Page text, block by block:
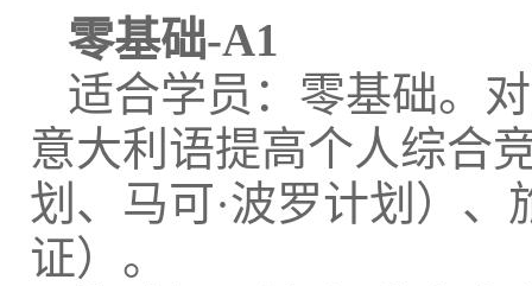
零基础-A1
适合学员：零基础。
意大利语提高个人综合
划、马可·波罗计划）
证）。